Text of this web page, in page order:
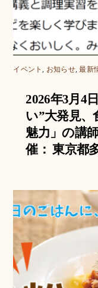
イベント , お知らせ,最新
2026年3月4
い”大発見、
魅力」の講
催： 東京都